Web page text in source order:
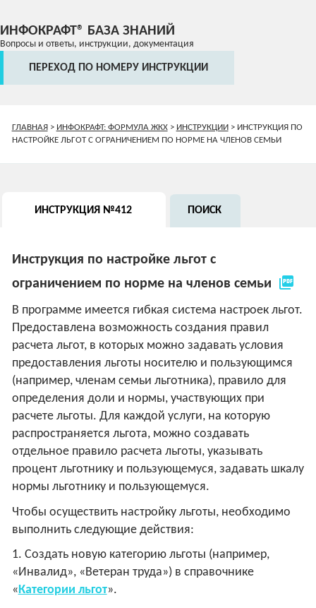
ИНФОКРАФТ® БАЗА ЗНАНИЙ
Вопросы и ответы, инструкции, документация
ПЕРЕХОД ПО НОМЕРУ ИНСТРУКЦИИ
ГЛАВНАЯ> ИНФОКРАФТ: ФОРМУЛА ЖКХ> ИНСТРУКЦИИ> ИНСТРУКЦИЯ ПО
НАСТРОЙКЕ ЛЬГОТ С ОГРАНИЧЕНИЕМ ПО НОРМЕ НА ЧЛЕНОВ СЕМЬИ
ИНСТРУКЦИЯ №412 ПОИСК
Инструкция по настройке льгот с
ограничением по норме на членов семьи picture_as_pdf
В программе имеется гибкая система настроек льгот.
Предоставлена возможность создания правил
расчета льгот, в которых можно задавать условия
предоставления льготы носителю и пользующимся
(например, членам семьи льготника), правило для
определения доли и нормы, участвующих при
расчете льготы. Для каждой услуги, на которую
распространяется льгота, можно создавать
отдельное правило расчета льготы, указывать
процент льготнику и пользующемуся, задавать шкалу
нормы льготнику и пользующемуся.
Чтобы осуществить настройку льготы, необходимо
выполнить следующие действия:
1. Создать новую категорию льготы (например,
«Инвалид», «Ветеран труда») в справочнике
«Категории льгот».